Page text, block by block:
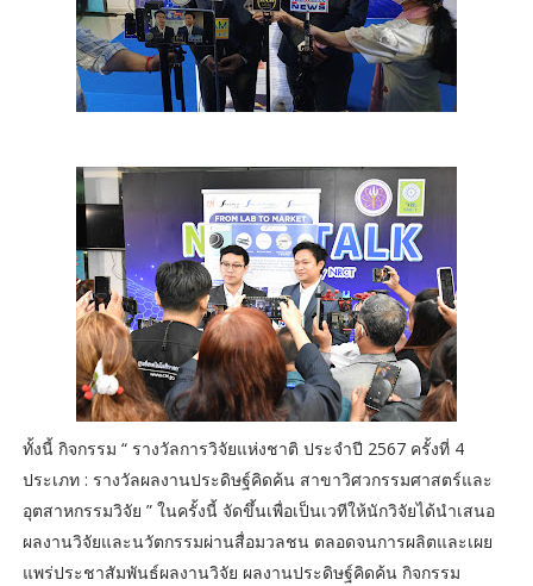
ทั้งนี้ กิจกรรม “ รางวัลการวิจัยแห่งชาติ ประจำปี 2567 ครั้งที่ 4
ประเภท : รางวัลผลงานประดิษฐ์คิดค้น สาขาวิศวกรรมศาสตร์และ
อุตสาหกรรมวิจัย ” ในครั้งนี้ จัดขึ้นเพื่อเป็นเวทีให้นักวิจัยได้นำเสนอ
ผลงานวิจัยและนวัตกรรมผ่านสื่อมวลชน ตลอดจนการผลิตและเผย
แพร่ประชาสัมพันธ์ผลงานวิจัย ผลงานประดิษฐ์คิดค้น กิจกรรม